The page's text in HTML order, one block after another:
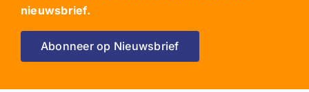
nieuwsbrief.
Abonneer op Nieuwsbrief